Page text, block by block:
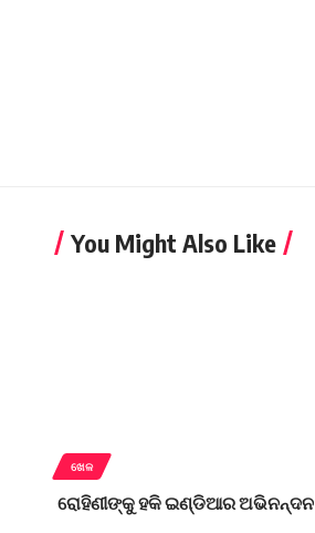
You Might Also Like
ଖେଳ
ରୋହିଣୀଙ୍କୁ ହକି ଇଣ୍ଡିଆର ଅଭିନନ୍ଦନ